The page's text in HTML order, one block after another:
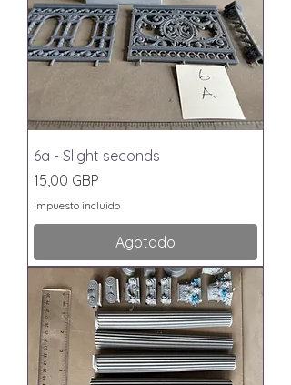
6a - Slight seconds
Precio
15,00 GBP
Impuesto incluido
Agotado